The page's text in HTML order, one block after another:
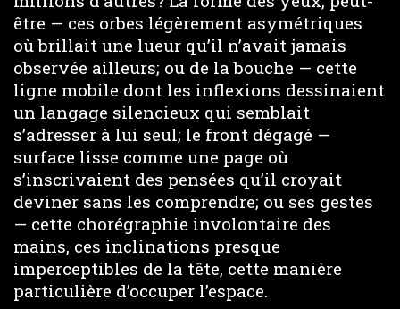
être — ces orbes légèrement asymétriques
où brillait une lueur qu’il n’avait jamais
observée ailleurs; ou de la bouche — cette
ligne mobile dont les inflexions dessinaient
un langage silencieux qui semblait
s’adresser à lui seul; le front dégagé —
surface lisse comme une page où
s’inscrivaient des pensées qu’il croyait
deviner sans les comprendre; ou ses gestes
— cette chorégraphie involontaire des
mains, ces inclinations presque
imperceptibles de la tête, cette manière
particulière d’occuper l’espace.